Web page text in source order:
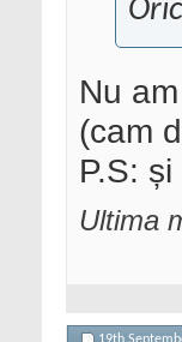
Nu
(cam
P.S:
Ultima